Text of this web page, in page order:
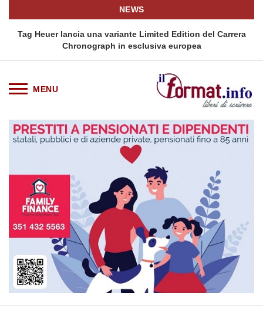
NEWS
Tag Heuer lancia una variante Limited Edition del Carrera
Chronograph in esclusiva europea